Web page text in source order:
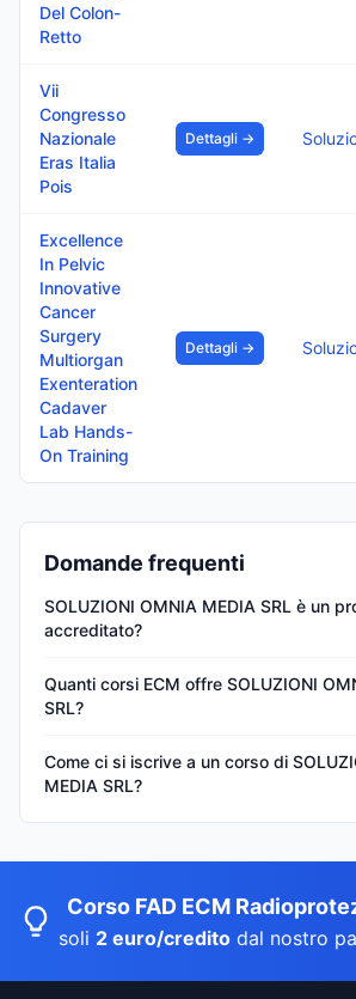
Del Colon-
Retto
Vii
Congresso
Nazionale
Eras Italia
Pois
Dettagli →
Excellence
In Pelvic
Innovative
Cancer
Surgery
Multiorgan
Exenteration
Cadaver
Lab Hands-
On Training
Dettagli →
Domande frequenti
SOLUZIONI OMNIA MEDIA SRL è un
accreditato?
Quanti corsi ECM offre SOLUZIONI
SRL?
Come ci si iscrive a un corso di
MEDIA SRL?
Corso FAD ECM
soli 2 euro/creditodal nostro